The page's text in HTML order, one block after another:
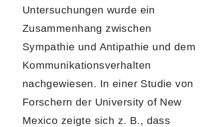
Untersuchungen wurde ein
Zusammenhang zwischen
Sympathie und Antipathie und dem
Kommunikationsverhalten
nachgewiesen. In einer Studie von
Forschern der University of New
Mexico zeigte sich z. B., dass